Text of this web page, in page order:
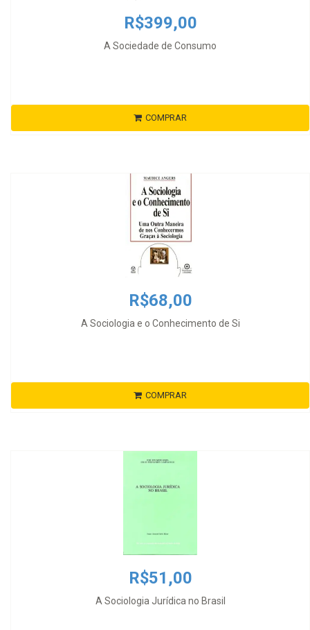
R$399,00
A Sociedade de Consumo
COMPRAR
R$68,00
A Sociologia e o Conhecimento de Si
COMPRAR
R$51,00
A Sociologia Jurídica no Brasil